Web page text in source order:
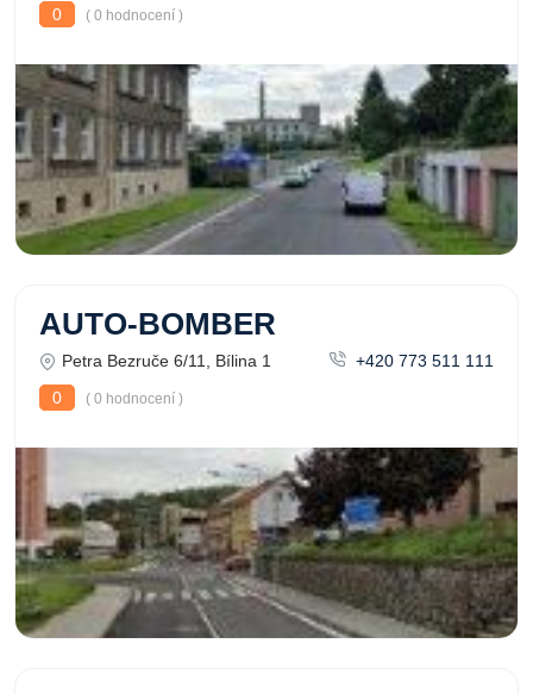
0
( 0 hodnocení )
AUTO-BOMBER
Petra Bezruče 6/11, Bílina 1
+420 773 511 111
0
( 0 hodnocení )